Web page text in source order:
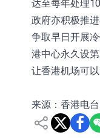
达至每年处理
政府亦积极推
争取早日开展
港中心永久设
让香港机场可
来源：香港电